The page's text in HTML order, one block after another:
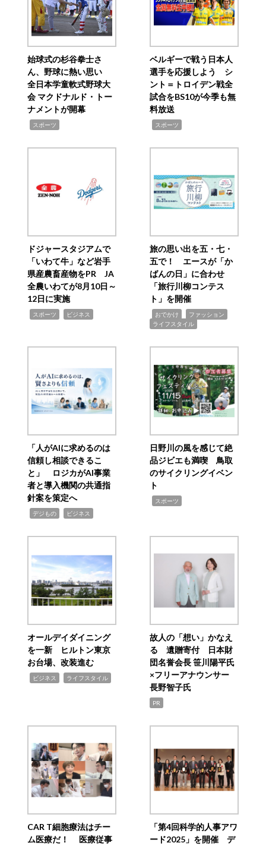
始球式の杉谷拳士さ
ん、野球に熱い思い
全日本学童軟式野球大
会 マクドナルド・トー
ナメントが開幕
スポーツ
ベルギーで戦う日本人
選手を応援しよう シ
ント＝トロイデン戦全
試合をBS10が今季も無
料放送
スポーツ
ドジャースタジアムで
「いわて牛」など岩手
県産農畜産物をPR JA
全農いわてが8月10日～
12日に実施
スポーツ ビジネス
旅の思い出を五・七・
五で！ エースが「か
ばんの日」に合わせ
「旅行川柳コンテス
ト」を開催
おでかけ ファッション
ライフスタイル
「人がAIに求めるのは
信頼し相談できるこ
と」 ロジカがAI事業
者と導入機関の共通指
針案を策定へ
デジもの ビジネス
日野川の風を感じて絶
品ジビエも満喫 鳥取
のサイクリングイベン
ト
スポーツ
オールデイダイニング
を一新 ヒルトン東京
お台場、改装進む
ビジネス ライフスタイル
故人の「想い」かなえ
る 遺贈寄付 日本財
団名誉会長 笹川陽平氏
×フリーアナウンサー
長野智子氏
PR
CAR T細胞療法はチー
ム医療だ！ 医療従事
「第4回科学的人事アワ
ード2025」を開催 デ